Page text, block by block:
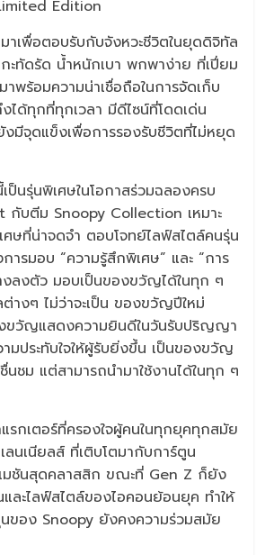
Edition
เพื่อตอบรับกับจังหวะชีวิตในยุดดิจิทัล
ะทัดรัด น้ำหนักเบา พกพาง่าย ที่เปี่ยม
พร้อมความน่าเชื่อถือในการจัดเก็บ
ได้ทุกที่ทุกเวลา มีดีไซน์ที่โดดเด่น
มีจุดแข็งเพื่อการรองรับชีวิตที่ไม่หยุด
ป็นรุ่นพิเศษในโอกาสร่วมฉลองครบ
กับตีม Snoopy Collection เหมาะ
ษที่น่าจดจำ ตอบโจทย์ไลฟ์สไตล์คนรุ่น
ารมอบ “ความรู้สึกพิเศษ” และ “การ
งลงตัว มอบเป็นของขวัญได้ในทุก ๆ
ต่างๆ ไม่ว่าจะเป็น ของขวัญปีใหม่
ขวัญแสดงความยินดีในวันรับปริญญา
มประทับใจให้ผู้รับยิ่งขึ้น เป็นของขวัญ
นชม แต่สามารถนำมาใช้งานได้ในทุก ๆ
รกเตอร์ที่ครองใจผู้คนในทุกยุคทุกสมัย
ลนเนียลส์ ที่เติบโตมากับการ์ตูน
มชันสุดคลาสสิก ขณะที่ Gen Z ก็ยัง
ละไลฟ์สไตล์ของไอคอนย้อนยุค ทำให้
นของ Snoopy ยังคงความร่วมสมัย